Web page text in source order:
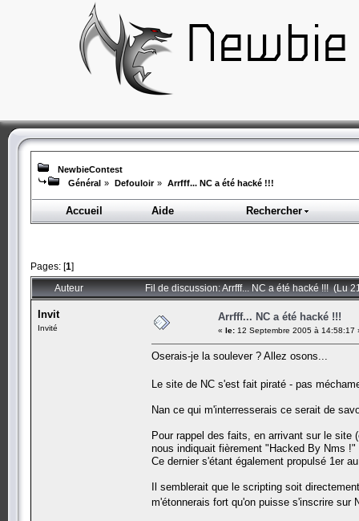
NewbieContest
Général » Defouloir » Arrfff... NC a été hacké !!!
Accueil Aide Rechercher
Pages: [1]
Auteur Fil de discussion: Arrfff... NC a été hacké !!! (Lu
Invit
Invité
Arrfff... NC a été hacké !!!
« le: 12 Septembre 2005 à 14:58:17
Oserais-je la soulever ? Allez osons...
Le site de NC s'est fait piraté - pas
Nan ce qui m'interresserais ce serait de
Pour rappel des faits, en arrivant sur le site
nous indiquait fièrement "Hacked By Nms !"
Ce dernier s'étant également propulsé 1er
Il semblerait que le scripting soit
m'étonnerais fort qu'on puisse s'inscrire